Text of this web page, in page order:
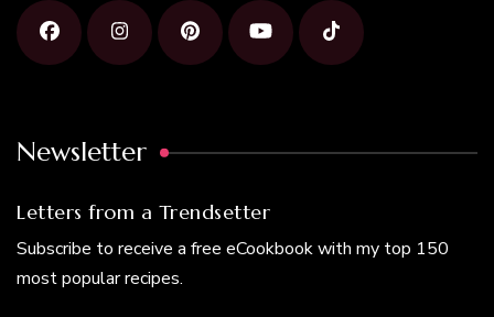
Newsletter
Letters from a Trendsetter
Subscribe to receive a free eCookbook with my top 150
most popular recipes.